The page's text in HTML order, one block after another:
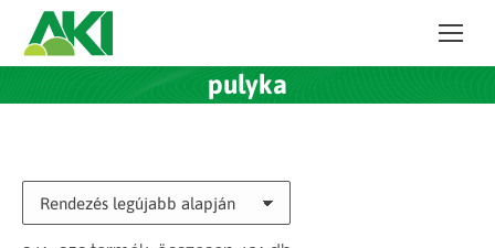
pulyka